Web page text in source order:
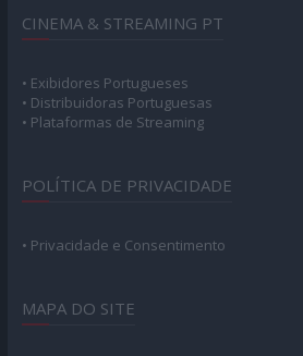
CINEMA & STREAMING PT
• Exibidores Portugueses
• Distribuidoras Portuguesas
• Plataformas de Streaming
POLÍTICA DE PRIVACIDADE
• Privacidade e Consentimento
MAPA DO SITE